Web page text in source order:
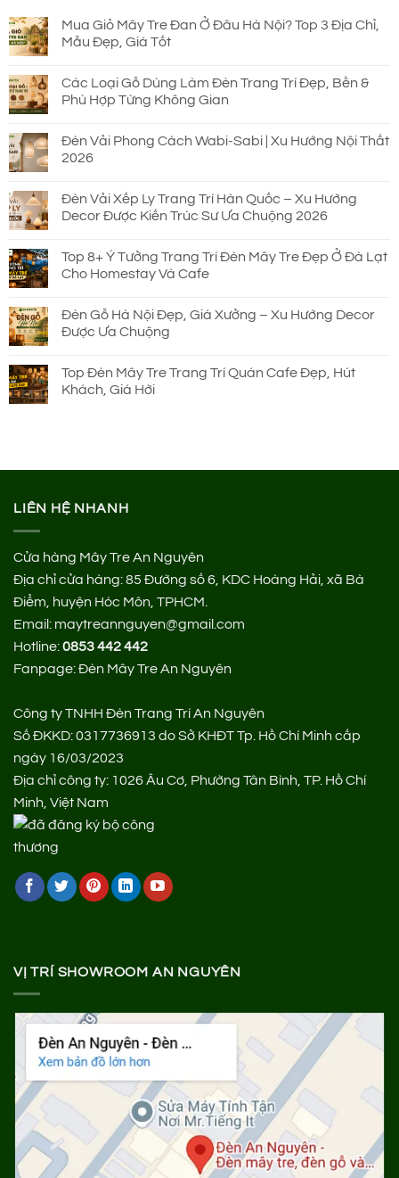
Mua Giỏ Mây Tre Đan Ở Đâu Hà Nội? Top 3 Địa Chỉ,
Mẫu Đẹp, Giá Tốt
Các Loại Gỗ Dùng Làm Đèn Trang Trí Đẹp, Bền &
Phù Hợp Từng Không Gian
Đèn Vải Phong Cách Wabi-Sabi | Xu Hướng Nội Thất
2026
Đèn Vải Xếp Ly Trang Trí Hàn Quốc – Xu Hướng
Decor Được Kiến Trúc Sư Ưa Chuộng 2026
Top 8+ Ý Tưởng Trang Trí Đèn Mây Tre Đẹp Ở Đà Lạt
Cho Homestay Và Cafe
Đèn Gỗ Hà Nội Đẹp, Giá Xưởng – Xu Hướng Decor
Được Ưa Chuộng
Top Đèn Mây Tre Trang Trí Quán Cafe Đẹp, Hút
Khách, Giá Hời
LIÊN HỆ NHANH
Cửa hàng Mây Tre An Nguyên
Địa chỉ cửa hàng:85 Đường số 6, KDC Hoàng Hải, xã Bà
Điểm, huyện Hóc Môn, TPHCM.
Email: maytreannguyen@gmail.com
Hotline:0853 442 442
Fanpage:Đèn Mây Tre An Nguyên
Công ty TNHH Đèn Trang Trí An Nguyên
Số ĐKKD: 0317736913 do Sở KHĐT Tp. Hồ Chí Minh cấp
ngày 16/03/2023
Địa chỉ công ty: 1026 Âu Cơ, Phường Tân Bình, TP. Hồ Chí
Minh, Việt Nam
VỊ TRÍ SHOWROOM AN NGUYÊN